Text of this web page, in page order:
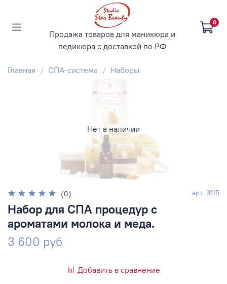
Продажа товаров для маникюра и
педикюра с доставкой по РФ
0
Главная СПА-система Наборы
Нет в наличии
(0) арт. 3115
Набор для СПА процедур с
ароматами молока и меда.
3 600 руб
Добавить в сравнение